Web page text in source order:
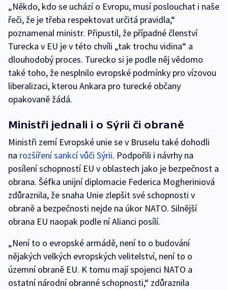
„Někdo, kdo se uchází o Evropu, musí poslouchat i naše
řeči, že je třeba respektovat určitá pravidla,“
poznamenal ministr. Připustil, že případné členství
Turecka v EU je v této chvíli „tak trochu vidina“ a
dlouhodobý proces. Turecko si je podle něj vědomo
také toho, že nesplnilo evropské podmínky pro vízovou
liberalizaci, kterou Ankara pro turecké občany
opakovaně žádá.
Ministři jednali i o Sýrii či obraně
Ministři zemí Evropské unie se v Bruselu také dohodli
na rozšíření sankcí vůči Sýrii. Podpořili i návrhy na
posílení schopností EU v oblastech jako je bezpečnost a
obrana. Šéfka unijní diplomacie Federica Mogheriniová
zdůraznila, že snaha Unie zlepšit své schopnosti v
obraně a bezpečnosti nejde na úkor NATO. Silnější
obrana EU naopak podle ní Alianci posílí.
„Není to o evropské armádě, není to o budování
nějakých velkých evropských velitelství, není to o
územní obraně EU. K tomu mají spojenci NATO a
ostatní národní obranné schopnosti,“ zdůraznila